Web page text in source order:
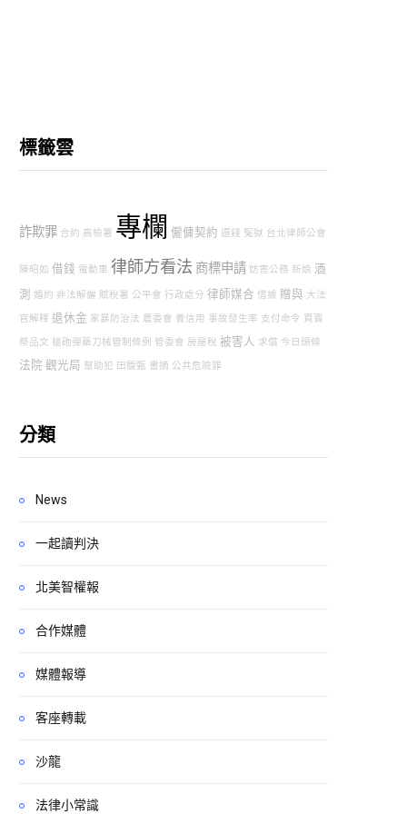
標籤雲
詐欺罪 合約 高檢署 專欄 僱傭契約 還錢 冤獄 台北律師公會
陳昭如 借錢 電動車 律師方看法 商標申請 妨害公務 新娘 酒
測
婚約 非法解僱 賦稅署 公平會 行政處分 律師媒合 借據 贈與 大法
官解釋 退休金 家暴防治法 農委會 養信用 事故發生率 支付命令 買賣
祭品文 槍砲彈藥刀械管制條例 管委會 房屋稅 被害人 求償 今日頭條
法院 觀光局 幫助犯 田馥甄 書摘 公共危險罪
分類
News
一起讀判決
北美智權報
合作媒體
媒體報導
客座轉載
沙龍
法律小常識